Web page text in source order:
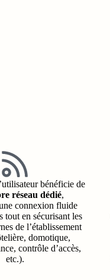
bénéficie de
réseau dédié,
connexion fluide
tout en sécurisant les
de l’établissement
domotique,
contrôle d’accès,
etc.).